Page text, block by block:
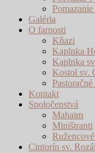
Galéria
O farnosti
Kňazi
Kaplnka
Kaplnka
Kostol sv.
Kontakt
Spoločenstvá
Mahaim
Miništranti
Cintorín sv.